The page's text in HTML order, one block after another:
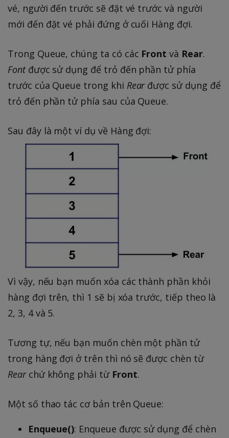
vé, người đến trước sẽ đặt vé trước và người
mới đến đặt vé phải đứng ở cuối Hàng đợi.
Trong Queue, chúng ta có các Front và Rear.
Fontđược sử dụng để trỏ đến phần tử phía
trước của Queue trong khi Rearđược sử dụng để
trỏ đến phần tử phía sau của Queue.
Sau đây là một ví dụ về Hàng đợi:
Vì vậy, nếu bạn muốn xóa các thành phần khỏi
hàng đợi trên, thì 1 sẽ bị xóa trước, tiếp theo là
2, 3, 4 và 5.
Tương tự, nếu bạn muốn chèn một phần tử
trong hàng đợi ở trên thì nó sẽ được chèn từ
Rearchứ không phải từ Front.
Một số thao tác cơ bản trên Queue:
Enqueue(): Enqueue được sử dụng để chèn